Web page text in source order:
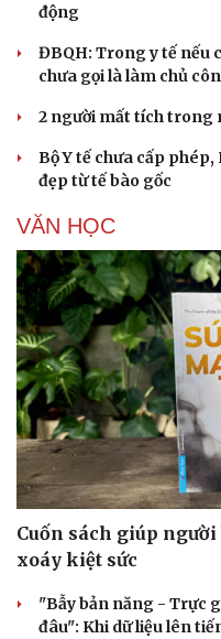
Văn hóa
Sân khấu - Điện ảnh
Văn học
Âm nhạc
Di sản
động
ĐBQH: Trong y tế nếu
chưa gọi là làm chủ
2 người mất tích trong
Bộ Y tế chưa cấp
đẹp từ tế bào gốc
VĂN HỌC
Cuốn sách giúp
xoáy kiệt sức
"Bẫy bản năng - Trực
đâu": Khi dữ liệu lên